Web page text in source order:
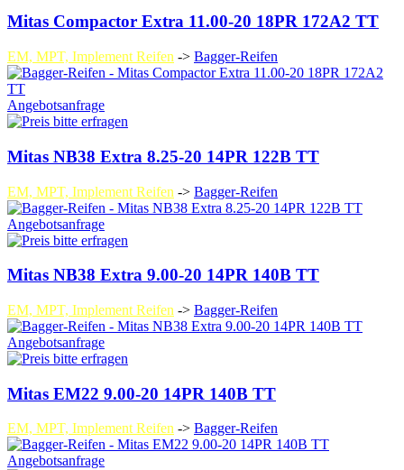
Mitas Compactor Extra 11.00-20 18PR 172A2 TT
EM, MPT, Implement Reifen -> Bagger-Reifen
Angebotsanfrage
Mitas NB38 Extra 8.25-20 14PR 122B TT
EM, MPT, Implement Reifen -> Bagger-Reifen
Angebotsanfrage
Mitas NB38 Extra 9.00-20 14PR 140B TT
EM, MPT, Implement Reifen -> Bagger-Reifen
Angebotsanfrage
Mitas EM22 9.00-20 14PR 140B TT
EM, MPT, Implement Reifen -> Bagger-Reifen
Angebotsanfrage